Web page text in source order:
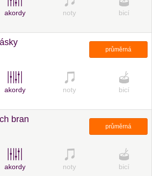
akordy noty bicí
průměrná
akordy noty bicí
bran
průměrná
akordy noty bicí